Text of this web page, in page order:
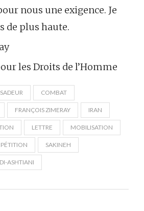
nous une exigence. Je
de plus haute.
les Droits de l’Homme
COMBAT
FRANÇOIS ZIMERAY IRAN
LETTRE MOBILISATION
PÉTITION SAKINEH
ASHTIANI